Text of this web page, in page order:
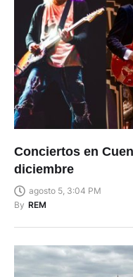
Conciertos en
diciembre
agosto 5, 3:04 PM
By REM